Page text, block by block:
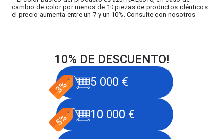
cambio de color por menos de 10 piezas de productos idénticos
el precio aumenta entre un 7 y un 10%. Consulte con nosotros
10% DE DESCUENTO!
5 000 €
10 000 €